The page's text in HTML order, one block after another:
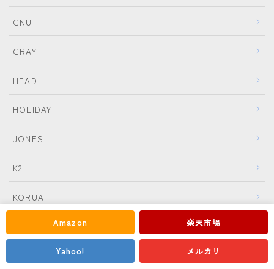
Amazon 楽天市場
Yahoo! メルカリ
GNU
GRAY
HEAD
HOLIDAY
JONES
K2
KORUA